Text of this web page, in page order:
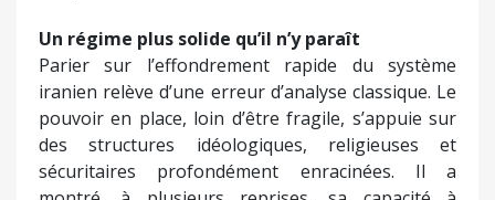
Un régime plus solide qu’il n’y paraît
Parier sur l’effondrement rapide du système
iranien relève d’une erreur d’analyse classique. Le
pouvoir en place, loin d’être fragile, s’appuie sur
des structures idéologiques, religieuses et
sécuritaires profondément enracinées. Il a